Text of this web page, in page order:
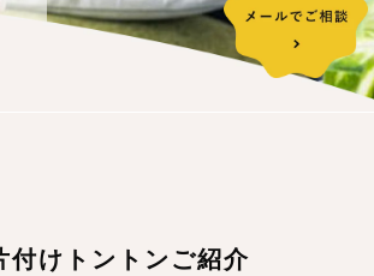
付けトントンご紹介